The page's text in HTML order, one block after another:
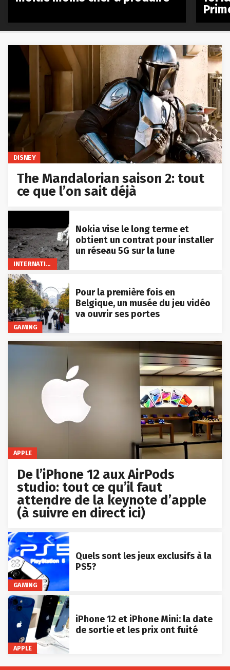
DISNEY
The Mandalorian saison 2: tout
ce que l’on sait déjà
INTERNATIONAL
Nokia vise le long terme et
obtient un contrat pour installer
un réseau 5G sur la lune
GAMING
Pour la première fois en
Belgique, un musée du jeu vidéo
va ouvrir ses portes
APPLE
De l’iPhone 12 aux AirPods
studio: tout ce qu’il faut
attendre de la keynote d’apple
(à suivre en direct ici)
GAMING
Quels sont les jeux exclusifs à la
PS5?
APPLE
iPhone 12 et iPhone Mini: la date
de sortie et les prix ont fuité